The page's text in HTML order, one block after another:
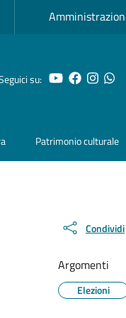
su: YouTube
Facebook
Patrimonio culturale
Condividi
Argomenti
Elezioni